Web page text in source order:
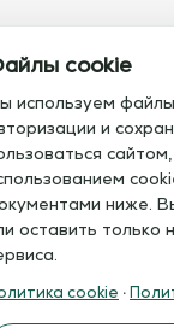
с нами
21 93
Электронная
cookie
используем
и
ниже.
оставить
cookie ·